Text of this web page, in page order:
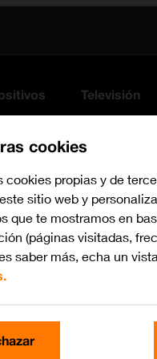
Televisión
cookies
cookies propias y de
sitio web y
que te mostramos en
(páginas visitadas,
saber más, echa un